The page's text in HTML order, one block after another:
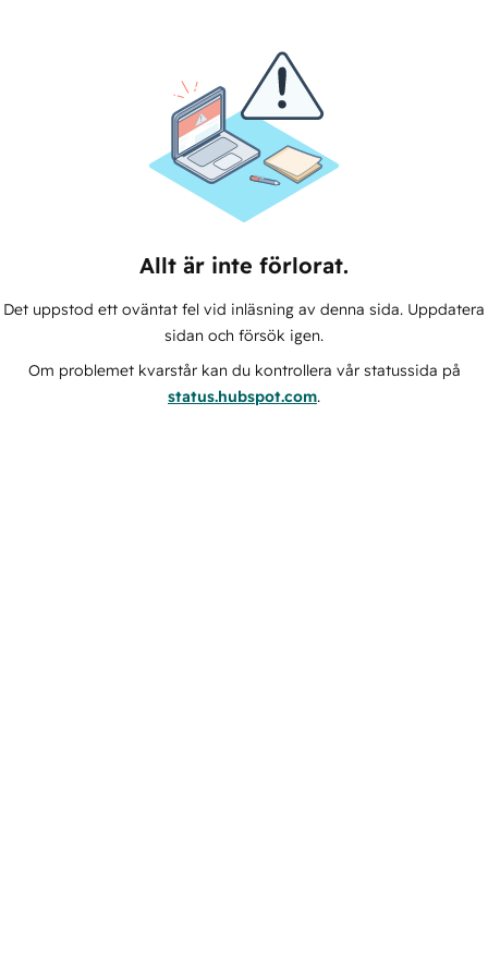
Allt är inte förlorat.
Det uppstod ett oväntat fel vid inläsning av denna sida. Uppdatera
sidan och försök igen.
Om problemet kvarstår kan du kontrollera vår statussida på
status.hubspot.com.